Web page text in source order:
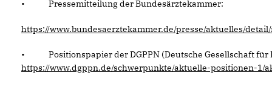
• Pressemitteilung der Bundesärztekammer:
https://www.bundesaerztekammer.de/presse/aktuelles/
• Positionspapier der DGPPN (Deutsche Gesellschaft für
https://www.dgppn.de/schwerpunkte/aktuelle-positionen-